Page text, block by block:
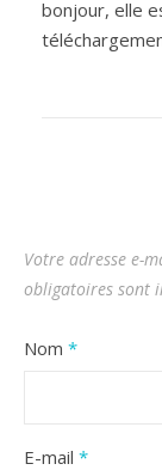
bonjour, elle
Votre adresse e-
obligatoires sont
Nom *
E-mail *